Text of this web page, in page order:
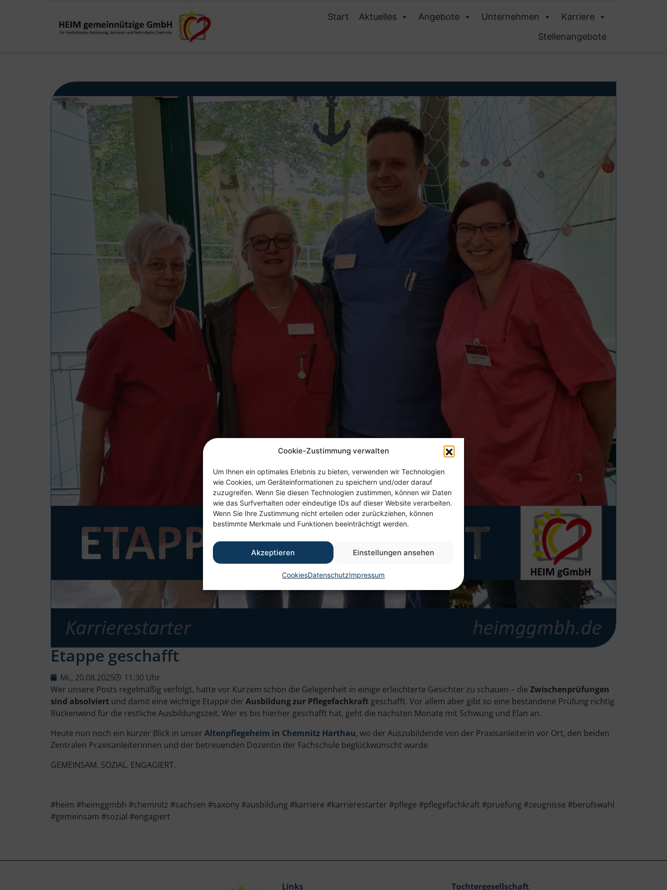
Cookie-Zustimmung verwalten
Um Ihnen ein optimales Erlebnis zu bieten, verwenden wir Technologien
wie Cookies, um Geräteinformationen zu speichern und/oder darauf
zuzugreifen. Wenn Sie diesen Technologien zustimmen, können wir Daten
wie das Surfverhalten oder eindeutige IDs auf dieser Website verarbeiten.
Wenn Sie Ihre Zustimmung nicht erteilen oder zurückziehen, können
bestimmte Merkmale und Funktionen beeinträchtigt werden.
Akzeptieren Einstellungen ansehen
CookiesDatenschutzImpressum
Start Aktuelles Angebote Unternehmen
Karriere
Stellenangebote
Etappe geschafft
Mi., 20.08.2025
11:30 Uhr
Wer unsere Posts regelmäßig verfolgt, hatte vor Kurzem schon die Gelegenheit in einige erleichterte Gesichter zu schauen – die Zwischenprüfungen
sind absolviert und damit eine wichtige Etappe der Ausbildung zur Pflegefachkraft geschafft. Vor allem aber gibt so eine bestandene Prüfung richtig
Rückenwind für die restliche Ausbildungszeit. Wer es bis hierher geschafft hat, geht die nächsten Monate mit Schwung und Elan an.
Heute nun noch ein kurzer Blick in unser Altenpflegeheim in Chemnitz Harthau, wo der Auszubildende von der Praxisanleiterin vor Ort, den beiden
Zentralen Praxisanleiterinnen und der betreuenden Dozentin der Fachschule beglückwünscht wurde.
GEMEINSAM. SOZIAL. ENGAGIERT.
#heim #heimggmbh #chemnitz #sachsen #saxony #ausbildung #karriere #karrierestarter #pflege #pflegefachkraft #pruefung #zeugnisse #berufswahl
#gemeinsam #sozial #engagiert
Links Tochtergesellschaft